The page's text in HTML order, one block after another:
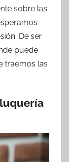
sobre las
De ser
puede
traemos las